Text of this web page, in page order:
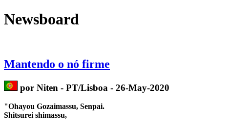
Newsboard
Mantendo o nó firme
por Niten - PT/Lisboa - 26-May-2020
"Ohayou Gozaimassu, Senpai.
Shitsurei shimassu,